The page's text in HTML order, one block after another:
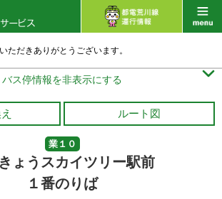
ただきありがとうございます。
バス停情報を非表示にする 
ルート図
業１０
ょうスカイツリー駅前
１番のりば